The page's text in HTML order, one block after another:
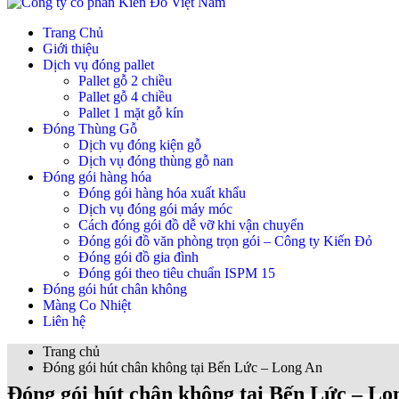
Trang Chủ
Giới thiệu
Dịch vụ đóng pallet
Pallet gỗ 2 chiều
Pallet gỗ 4 chiều
Pallet 1 mặt gỗ kín
Đóng Thùng Gỗ
Dịch vụ đóng kiện gỗ
Dịch vụ đóng thùng gỗ nan
Đóng gói hàng hóa
Đóng gói hàng hóa xuất khẩu
Dịch vụ đóng gói máy móc
Cách đóng gói đồ dễ vỡ khi vận chuyển
Đóng gói đồ văn phòng trọn gói – Công ty Kiến Đỏ
Đóng gói đồ gia đình
Đóng gói theo tiêu chuẩn ISPM 15
Đóng gói hút chân không
Màng Co Nhiệt
Liên hệ
Trang chủ
Đóng gói hút chân không tại Bến Lức – Long An
Đóng gói hút chân không tại Bến Lức –